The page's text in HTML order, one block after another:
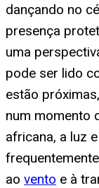
dançando no
presença
uma
pode ser lido
estão
num momento
africana, a luz
ao vento e à